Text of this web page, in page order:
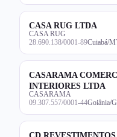
CASA RUG LTDA
CASA RUG
28.690.138/0001-89Cuiabá/
CASARAMA
INTERIORES LTDA
CASARAMA
09.307.557/0001-44Goiânia/
CD